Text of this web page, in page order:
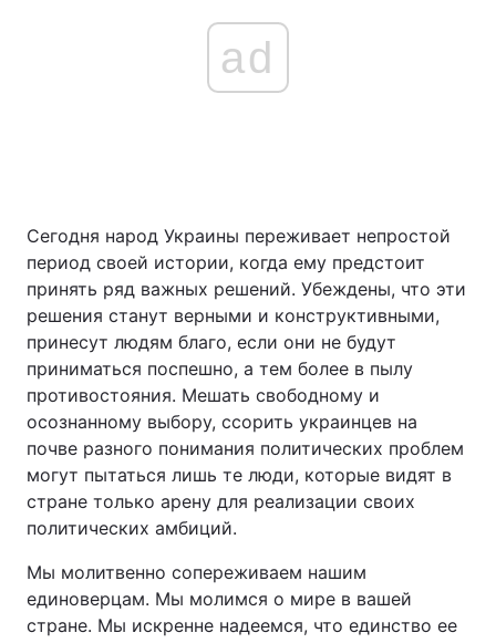
ad
Сегодня народ Украины переживает непростой
период своей истории, когда ему предстоит
принять ряд важных решений. Убеждены, что эти
решения станут верными и конструктивными,
принесут людям благо, если они не будут
приниматься поспешно, а тем более в пылу
противостояния. Мешать свободному и
осознанному выбору, ссорить украинцев на
почве разного понимания политических проблем
могут пытаться лишь те люди, которые видят в
стране только арену для реализации своих
политических амбиций.
Мы молитвенно сопереживаем нашим
единоверцам. Мы молимся о мире в вашей
стране. Мы искренне надеемся, что единство ее